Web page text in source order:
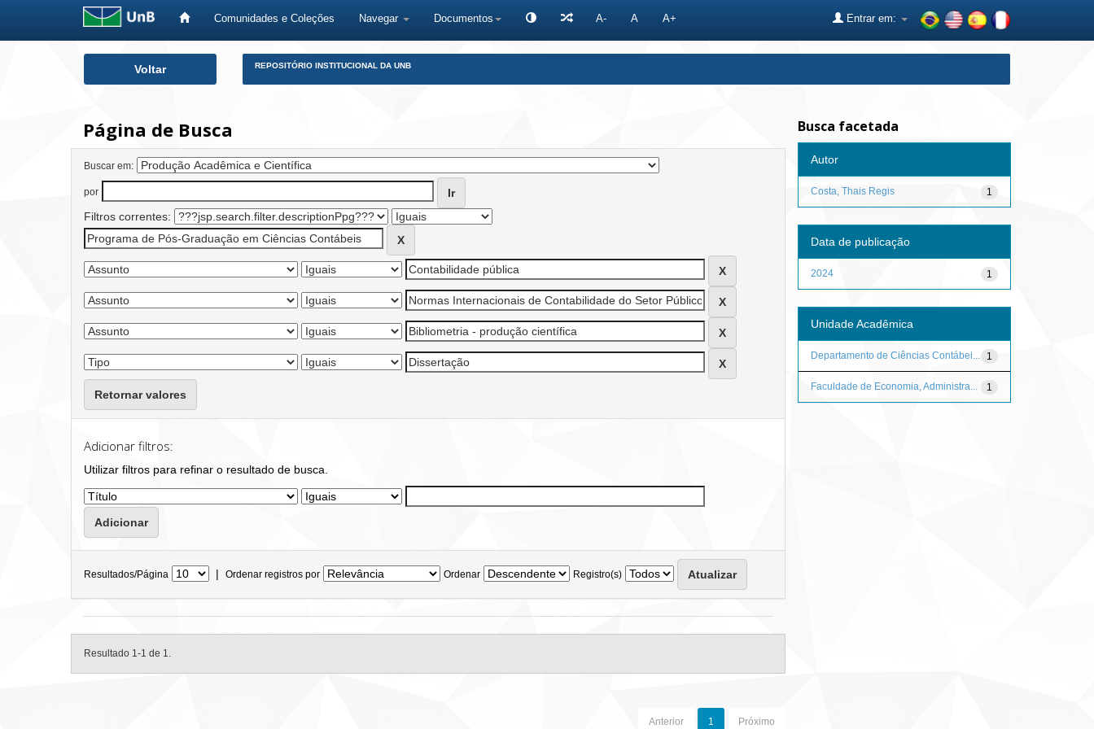
Comunidades e Coleções Navegar Documentos A- A A+ Entrar em:
Voltar REPOSITÓRIO INSTITUCIONAL DA UNB
Página de Busca
Buscar em:
por
Filtros correntes:
Retornar valores
Adicionar filtros:
Utilizar filtros para refinar o resultado de busca.
Resultados/Página | Ordenar registros por Ordenar Registro(s)
Resultado 1-1 de 1.
Anterior 1 Próximo
Busca facetada
Autor
1
Costa, Thais Regis
Data de publicação
1
2024
Unidade Acadêmica
1
Departamento de Ciências Contábei...
1
Faculdade de Economia, Administra...